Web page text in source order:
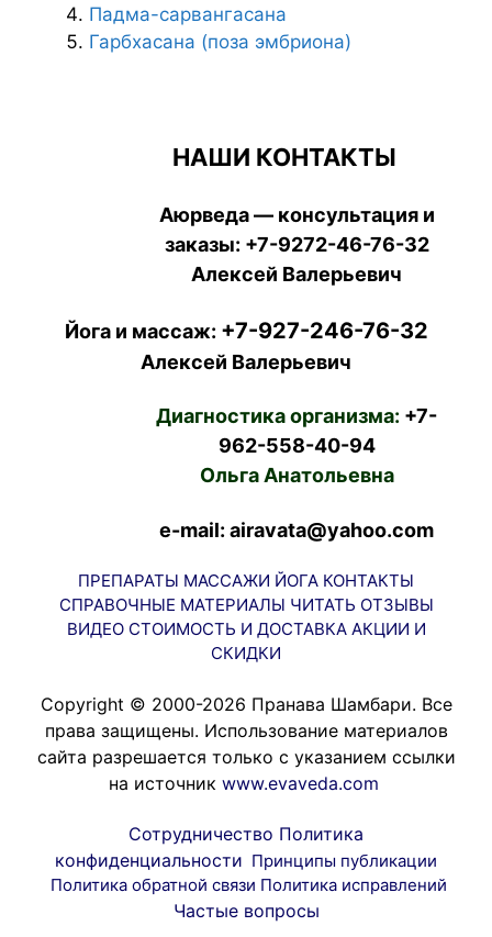
Падма-сарвангасана
Гарбхасана (поза эмбриона)
НАШИ КОНТАКТЫ
Аюрведа — консультация и
заказы: +7-9272-46-76-32
Алексей Валерьевич
Йога и массаж: +7-927-246-76-32
Алексей Валерьевич
Диагностика организма: +7-
962-558-40-94
Ольга Анатольевна
e-mail: airavata@yahoo.com
ПРЕПАРАТЫ МАССАЖИ ЙОГА КОНТАКТЫ
СПРАВОЧНЫЕ МАТЕРИАЛЫ ЧИТАТЬ ОТЗЫВЫ
ВИДЕО СТОИМОСТЬ И ДОСТАВКА АКЦИИ И
СКИДКИ
Copyright © 2000-2026 Пранава Шамбари. Все
права защищены. Использование материалов
сайта разрешается только с указанием ссылки
на источник www.evaveda.com
Сотрудничество Политика
конфиденциальности Принципы публикации
Политика обратной связи Политика исправлений
Частые вопросы